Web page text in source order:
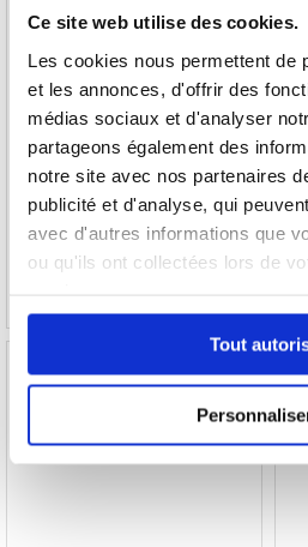
Ce site web utilise des cookies.
Les cookies nous permettent de
et les annonces, d'offrir des
médias sociaux et d'analyser
partageons également des
notre site avec nos partenaires
publicité et d'analyse, qui
avec d'autres informations que
ou qu'ils ont collectées lors de
Tout
923,80EUR
RÉFÉRENCE:3020446-VAR